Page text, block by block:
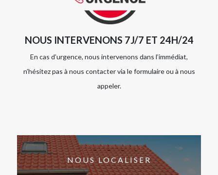
NOUS INTERVENONS 7J/7 ET 24H/24
En cas d’urgence, nous intervenons dans l’immédiat,
n’hésitez pas à nous contacter via le formulaire ou à nous
appeler.
NOUS LOCALISER